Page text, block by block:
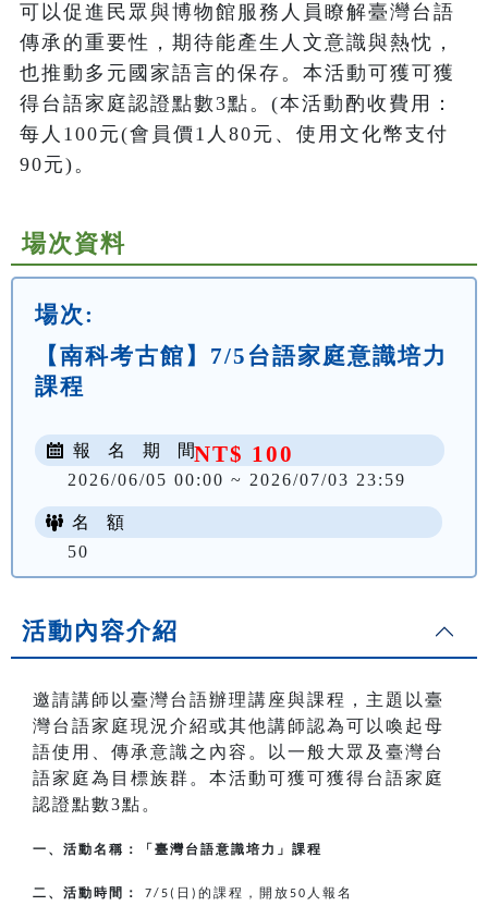
可以促進民眾與博物館服務人員瞭解臺灣台語
傳承的重要性，期待能產生人文意識與熱忱，
也推動多元國家語言的保存。本活動可獲可獲
得台語家庭認證點數3點。(本活動酌收費用：
每人100元(會員價1人80元、使用文化幣支付
90元)。
場次資料
場次:
【南科考古館】7/5台語家庭意識培力
課程
NT$ 100
報 名 期 間
2026/06/05 00:00 ~ 2026/07/03 23:59
名 額
50
活動內容介紹
邀請講師以臺灣台語辦理講座與課程，主題以臺
灣台語家庭現況介紹或其他講師認為可以喚起母
語使用、傳承意識之內容。以一般大眾及臺灣台
語家庭為目標族群。本活動可獲可獲得台語家庭
認證點數3點。
一、活動名稱：「臺灣台語意識培力」課程
二、活動時間： 7/5( 日 ) 的課程，開放50 人報名